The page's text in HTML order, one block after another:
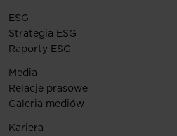
ESG
Strategia ESG
Raporty ESG
Media
Relacje prasowe
Galeria mediów
Kariera